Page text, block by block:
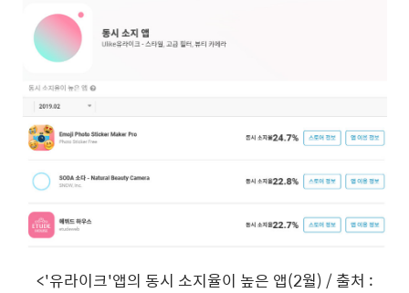
<'유라이크'앱의 동시 소지율이 높은 앱(2월) /출처 :